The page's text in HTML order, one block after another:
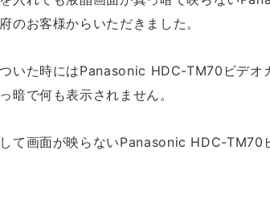
のお客様からいただきました。
いた時にはPanasonic HDC-TM70ビデオ
暗で何も表示されません。
て画面が映らないPanasonic HDC-TM70